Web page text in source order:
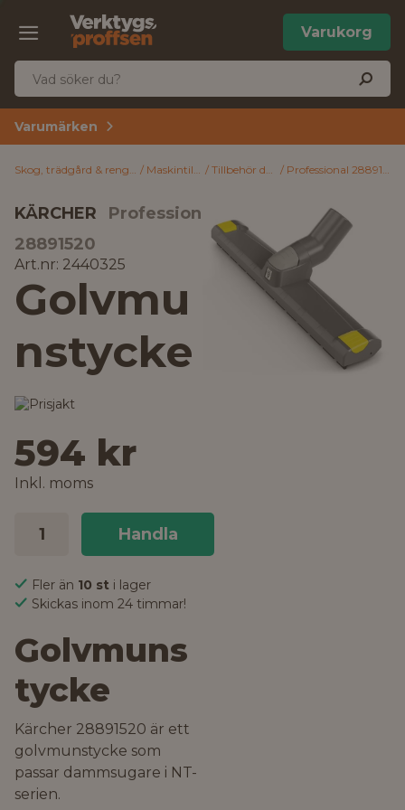
Varukorg
Varumärken
Skog, trädgård & rengöring Maskintillbehör Tillbehör dammsugare Professional 28891520 Kärcher Golvmunstycke
KÄRCHER
Professional
28891520
Art.nr: 2440325
Golvmu
nstycke
594 kr
Inkl. moms
Handla
Fler än 10 st i lager
Skickas inom 24 timmar!
Golvmuns
tycke
Kärcher 28891520 är ett
golvmunstycke som
passar dammsugare i NT-
serien.